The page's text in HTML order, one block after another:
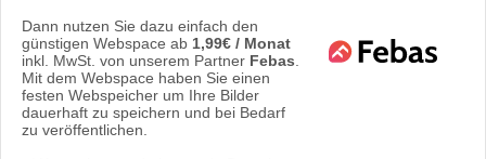
Dann nutzen Sie dazu einfach den
günstigen Webspace ab 1,99€ / Monat
inkl. MwSt. von unserem Partner Febas
Mit dem Webspace haben Sie einen
festen Webspeicher um Ihre Bilder
dauerhaft zu speichern und bei Bedarf
zu veröffentlichen.